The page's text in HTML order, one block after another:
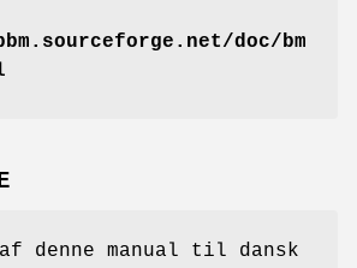
doc/bm
denne manual til dansk